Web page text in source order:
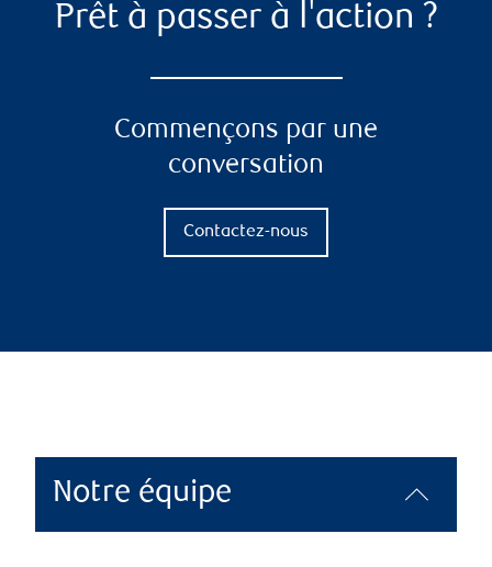
Prêt à passer à l'action ?
Commençons par une
conversation
Contactez-nous
Notre équipe